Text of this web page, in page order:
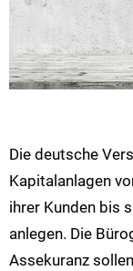
Die deutsche
Kapitalanlagen
ihrer Kunden bis
anlegen. Die
Assekuranz